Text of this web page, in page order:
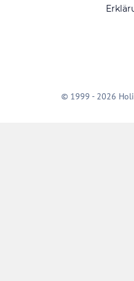
© 1999 - 2026